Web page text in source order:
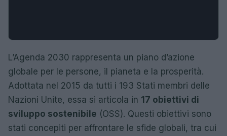
L’Agenda 2030 rappresenta un piano d’azione
globale per le persone, il pianeta e la prosperità.
Adottata nel 2015 da tutti i 193 Stati membri delle
Nazioni Unite, essa si articola in 17 obiettivi di
sviluppo sostenibile (OSS). Questi obiettivi sono
stati concepiti per affrontare le sfide globali, tra cui